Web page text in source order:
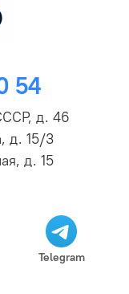
54
д. 46
д. 15/3
д. 15
Telegram